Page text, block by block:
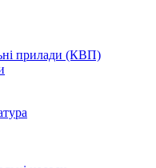
прилади (КВП)